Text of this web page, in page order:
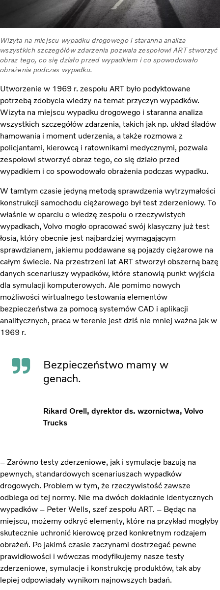
Wizyta na miejscu wypadku drogowego i staranna analiza
wszystkich szczegółów zdarzenia pozwala zespołowi ART stworzyć
obraz tego, co się działo przed wypadkiem i co spowodowało
obrażenia podczas wypadku.
Utworzenie w 1969 r. zespołu ART było podyktowane
potrzebą zdobycia wiedzy na temat przyczyn wypadków.
Wizyta na miejscu wypadku drogowego i staranna analiza
wszystkich szczegółów zdarzenia, takich jak np. układ śladów
hamowania i moment uderzenia, a także rozmowa z
policjantami, kierowcą i ratownikami medycznymi, pozwala
zespołowi stworzyć obraz tego, co się działo przed
wypadkiem i co spowodowało obrażenia podczas wypadku.
W tamtym czasie jedyną metodą sprawdzenia wytrzymałości
konstrukcji samochodu ciężarowego był test zderzeniowy. To
właśnie w oparciu o wiedzę zespołu o rzeczywistych
wypadkach, Volvo mogło opracować swój klasyczny już test
łosia, który obecnie jest najbardziej wymagającym
sprawdzianem, jakiemu poddawane są pojazdy ciężarowe na
całym świecie. Na przestrzeni lat ART stworzył obszerną bazę
danych scenariuszy wypadków, które stanowią punkt wyjścia
dla symulacji komputerowych. Ale pomimo nowych
możliwości wirtualnego testowania elementów
bezpieczeństwa za pomocą systemów CAD i aplikacji
analitycznych, praca w terenie jest dziś nie mniej ważna jak w
1969 r.
Bezpieczeństwo mamy w
genach.
Rikard Orell, dyrektor ds. wzornictwa, Volvo
Trucks
– Zarówno testy zderzeniowe, jak i symulacje bazują na
pewnych, standardowych scenariuszach wypadków
drogowych. Problem w tym, że rzeczywistość zawsze
odbiega od tej normy. Nie ma dwóch dokładnie identycznych
wypadków – Peter Wells, szef zespołu ART. – Będąc na
miejscu, możemy odkryć elementy, które na przykład mogłyby
skutecznie uchronić kierowcę przed konkretnym rodzajem
obrażeń. Po jakimś czasie zaczynami dostrzegać pewne
prawidłowości i wówczas modyfikujemy nasze testy
zderzeniowe, symulacje i konstrukcję produktów, tak aby
lepiej odpowiadały wynikom najnowszych badań.